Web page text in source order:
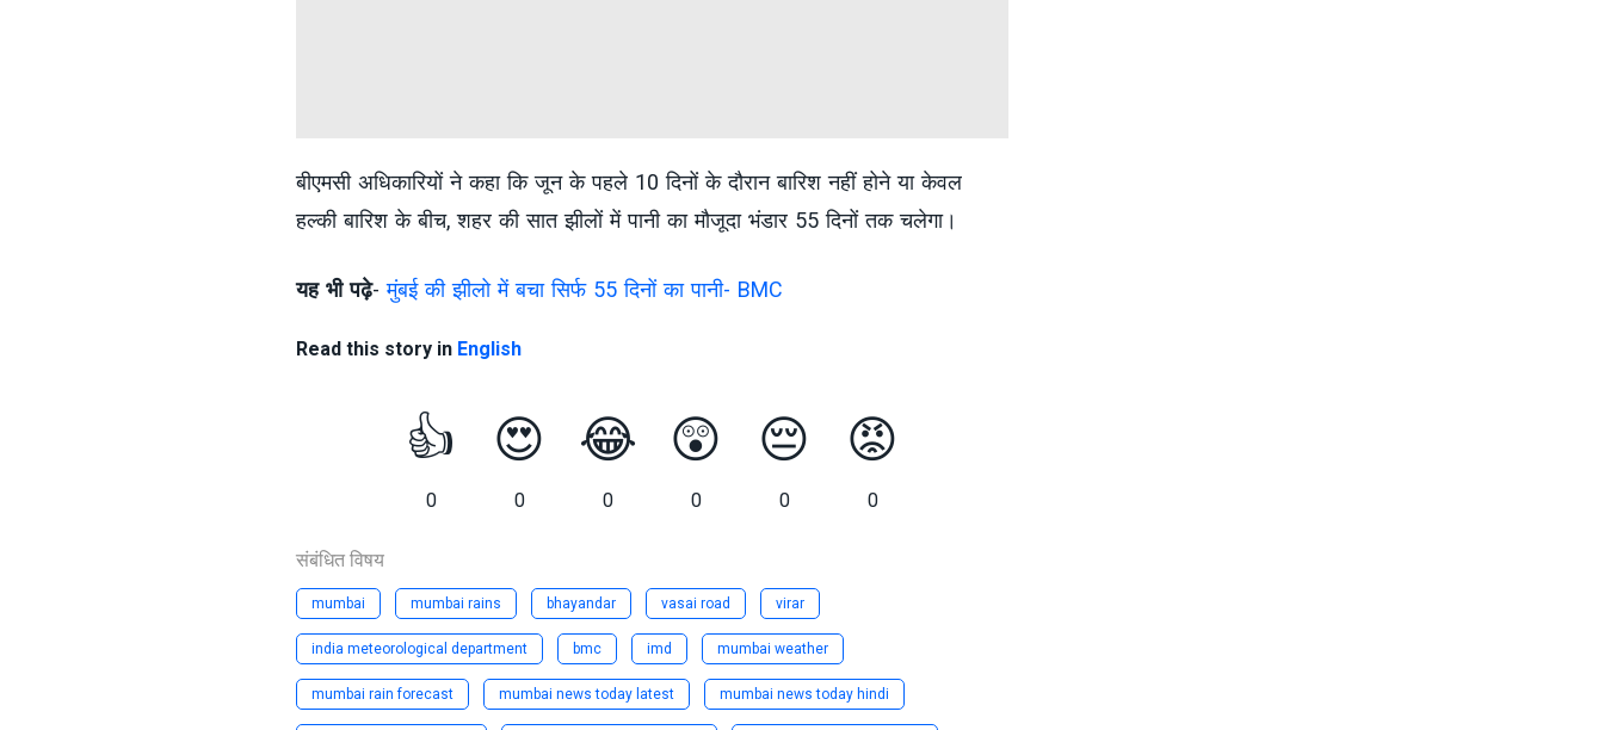
बीएमसी अधिकारियों ने कहा कि जून के पहले 10 दिनों के दौरान बारिश नहीं होने या केवल
हल्की बारिश के बीच, शहर की सात झीलों में पानी का मौजूदा भंडार 55 दिनों तक चलेगा।
यह भी पढ़े-मुंबई की झीलो में बचा सिर्फ 55 दिनों का पानी- BMC
Read this story in English
👍
0
😍
0
😂
0
😲
0
😔
0
😡
0
संबंधित विषय
mumbai mumbai rains bhayandar vasai road virar
india meteorological department bmc imd mumbai weather
mumbai rain forecast mumbai news today latest mumbai news today hindi